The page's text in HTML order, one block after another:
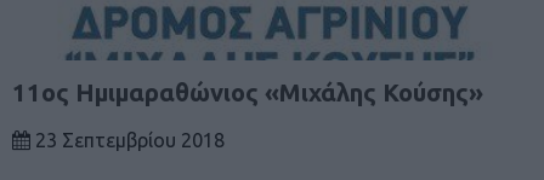
11ος Ημιμαραθώνιος «Μιχάλης Κούσης»
23 Σεπτεμβρίου 2018